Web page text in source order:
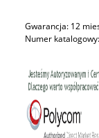
Gwarancja: 12
Numer